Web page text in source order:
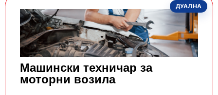
ДУАЛНА
Машински техничар за
моторни возила